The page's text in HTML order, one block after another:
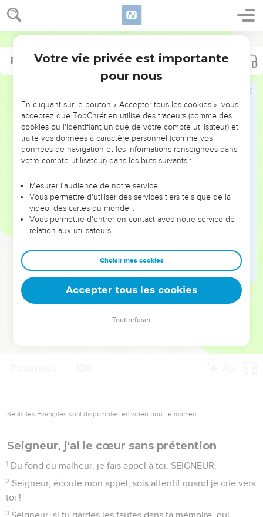
NE MANQUEZ PAS L’ÉVÉNEMENT
DE L’ANNÉE !
ET SI LEURS ERREURS POUVAIENT VOUS ÉVITER LES
VOTRES ?
leur foi ou leur vision. Mais on voit moins les doutes, les erreurs
et les saisons difficiles qu'ils ont traversés, alors même que ce
sont elles qui les ont façonnés.
Dans cette conférence, leaders, entrepreneurs, et responsables
clés pour avancer avec plus de sagesse afin que leurs erreurs
deviennent vos tremplins. Que vous guidiez un ministère, une
équipe, un groupe ou une famille, leur expérience est faite
Seuls les Évangiles sont disponibles en vidéo pour le moment.
Au fond de la détresse
1 Depuis ma jeunesse, on m’a beaucoup attaqué. Oui, Israël,
répète-le encore !
2 On m’a beaucoup attaqué depuis ma jeunesse, mais
personne n’a rien pu faire contre moi.
Psaumes 143
Votre vie privée est importante
pour nous
En cliquant sur le bouton « Accepter tous les cookies », vous
acceptez que TopChrétien utilise des traceurs (comme des
cookies ou l'identifiant unique de votre compte utilisateur) et
traite vos données à caractère personnel (comme vos
données de navigation et les informations renseignées dans
votre compte utilisateur) dans les buts suivants :
Mesurer l'audience de notre service
Vous permettre d'utiliser des services tiers tels que de la
vidéo, des cartes du monde…
Vous permettre d'entrer en contact avec notre service de
relation aux utilisateurs.
Choisir mes cookies
Accepter tous les cookies
Tout refuser